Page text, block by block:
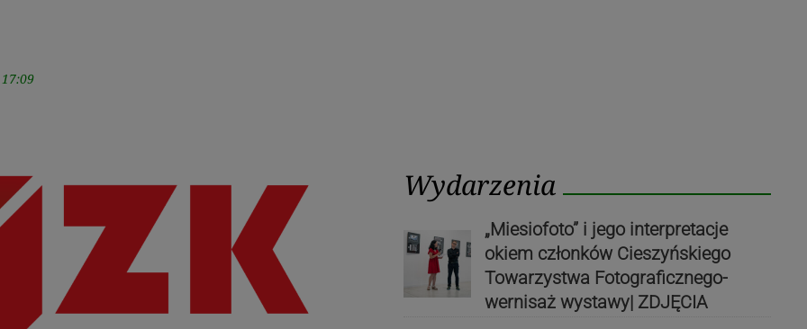
Wydarzenia
„Miesiofoto” i jego interpretacje
okiem członków Cieszyńskiego
Towarzystwa Fotograficznego-
wernisaż wystawy| ZDJĘCIA